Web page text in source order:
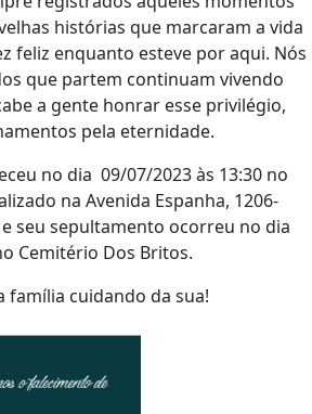
histórias que marcaram a vida
feliz enquanto esteve por aqui. Nós
que partem continuam vivendo
a gente honrar esse privilégio,
pela eternidade.
no dia 09/07/2023 às 13:30 no
na Avenida Espanha, 1206-
seu sepultamento ocorreu no dia
Cemitério Dos Britos.
família cuidando da sua!